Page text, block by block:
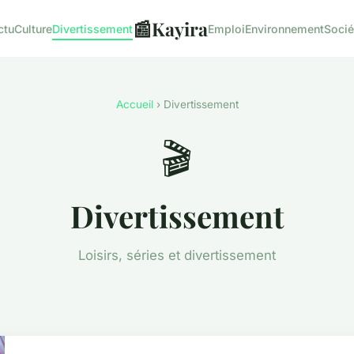
CultureDivertissement📰KayiraEmploiEnvironnement
Accueil› Divertissement
🎬
Divertissement
Loisirs, séries et divertissement